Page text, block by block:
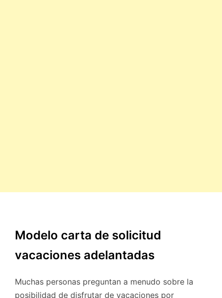
Modelo carta de solicitud
vacaciones adelantadas
Muchas personas preguntan a menudo sobre la
posibilidad de disfrutar de vacaciones por